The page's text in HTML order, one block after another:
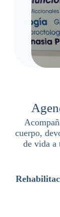
cuerpo,
de vida